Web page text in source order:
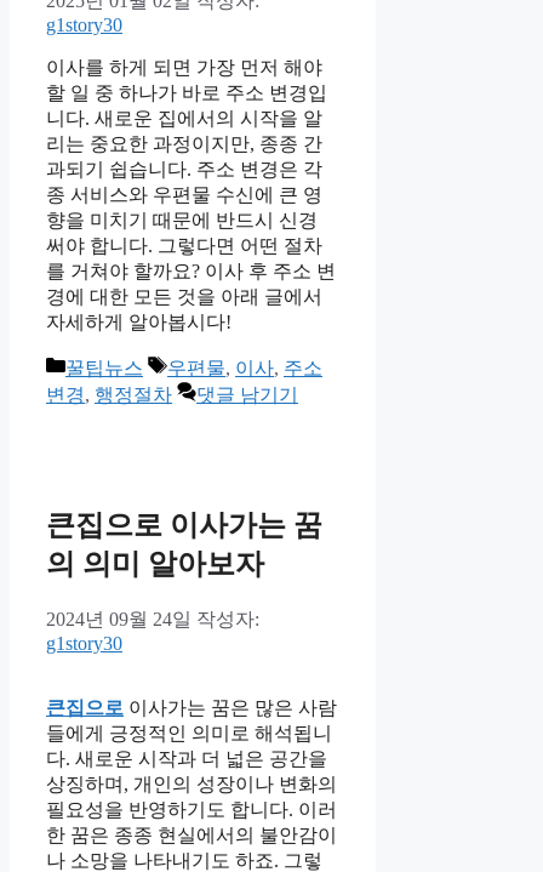
g1story30
이사를 하게 되면 가장 먼저 해야
할 일 중 하나가 바로 주소 변경입
니다. 새로운 집에서의 시작을 알
리는 중요한 과정이지만, 종종 간
과되기 쉽습니다. 주소 변경은 각
종 서비스와 우편물 수신에 큰 영
향을 미치기 때문에 반드시 신경
써야 합니다. 그렇다면 어떤 절차
를 거쳐야 할까요? 이사 후 주소 변
경에 대한 모든 것을 아래 글에서
자세하게 알아봅시다!
카
테
꿀팁뉴스
태
그
우편물, 이사, 주소
변경, 행정절차 댓글 남기기
큰집으로 이사가는 꿈
의 의미 알아보자
2024년 09월 24일 작성자:
g1story30
큰집으로 이사가는 꿈은 많은 사람
들에게 긍정적인 의미로 해석됩니
다. 새로운 시작과 더 넓은 공간을
상징하며, 개인의 성장이나 변화의
필요성을 반영하기도 합니다. 이러
한 꿈은 종종 현실에서의 불안감이
나 소망을 나타내기도 하죠. 그렇